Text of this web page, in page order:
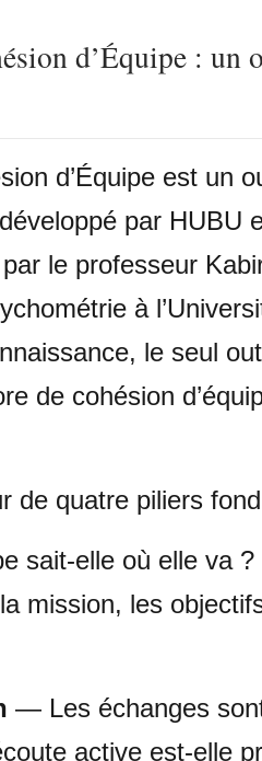
d’Équipe : un
d’Équipe est un
par HUBU
le professeur
à
le seul
de cohésion
de quatre piliers
sait-elle où elle va ?
mission, les
— Les échanges
active est-elle